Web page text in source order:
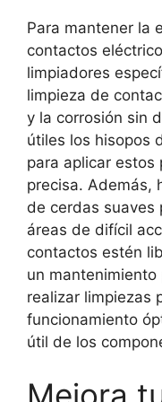
Para mantener la
contactos
limpiadores
limpieza de
y la corrosión sin
útiles los hisopos
para aplicar estos
precisa. Además,
de cerdas suaves
áreas de difícil
contactos estén
un
realizar limpiezas
funcionamiento
útil de los